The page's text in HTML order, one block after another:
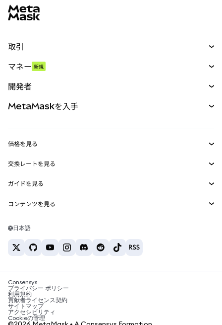
取引
パーペチュアル
RWA
マネー 新規
開発者
MetaMask Connect
Snaps
Web3サービス
MetaMaskを入手
セキュリティ
サポート
キャリア
お問い合わせ
価格を見る
イーサリアムの価格
Solanaの価格
Tetherの価格
交換レートを見る
ETH→USD
USDT→INR
BTC→INR
ETH→USDT
ガイドを見る
ETHの購入
USDTの購入
SHIBの購入
BNBの購入
コンテンツを見る
Solanaウォレット
税制関連ニュース
暗号資産の購入方法は？
ビットコインを売るには？
日本語
Consensys
プライバシー ポリシー
利用規約
貢献者ライセンス契約
サイトマップ
アクセシビリティ
Cookieの管理